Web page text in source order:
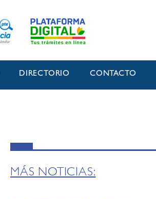
DIRECTORIO CONTACTO
MÁS NOTICIAS: